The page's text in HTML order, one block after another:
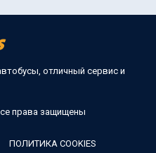
отличный сервис и
права защищены
ПОЛИТИКА COOKIES